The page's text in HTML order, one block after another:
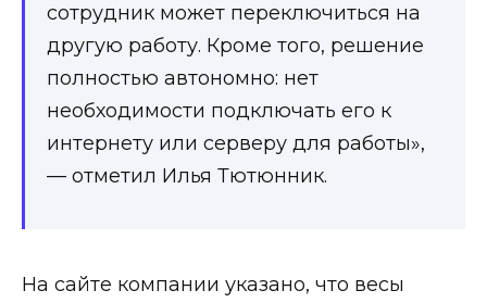
сотрудник может переключиться на
другую работу. Кроме того, решение
полностью автономно: нет
необходимости подключать его к
интернету или серверу для работы»,
— отметил Илья Тютюнник.
На сайте компании указано, что весы